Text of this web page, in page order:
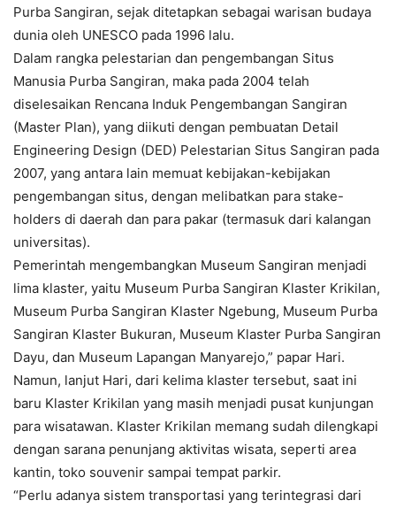
Purba Sangiran, sejak ditetapkan sebagai warisan budaya
dunia oleh UNESCO pada 1996 lalu.
Dalam rangka pelestarian dan pengembangan Situs
Manusia Purba Sangiran, maka pada 2004 telah
diselesaikan Rencana Induk Pengembangan Sangiran
(Master Plan), yang diikuti dengan pembuatan Detail
Engineering Design (DED) Pelestarian Situs Sangiran pada
2007, yang antara lain memuat kebijakan-kebijakan
pengembangan situs, dengan melibatkan para stake-
holders di daerah dan para pakar (termasuk dari kalangan
universitas).
Pemerintah mengembangkan Museum Sangiran menjadi
lima klaster, yaitu Museum Purba Sangiran Klaster Krikilan,
Museum Purba Sangiran Klaster Ngebung, Museum Purba
Sangiran Klaster Bukuran, Museum Klaster Purba Sangiran
Dayu, dan Museum Lapangan Manyarejo,” papar Hari.
Namun, lanjut Hari, dari kelima klaster tersebut, saat ini
baru Klaster Krikilan yang masih menjadi pusat kunjungan
para wisatawan. Klaster Krikilan memang sudah dilengkapi
dengan sarana penunjang aktivitas wisata, seperti area
kantin, toko souvenir sampai tempat parkir.
“Perlu adanya sistem transportasi yang terintegrasi dari